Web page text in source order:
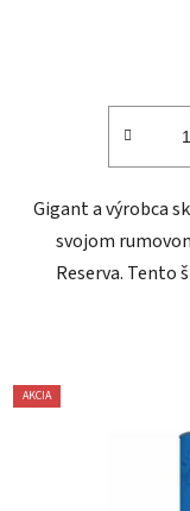
Gigant a výrobca
svojom
Reserva. Tento
AKCIA